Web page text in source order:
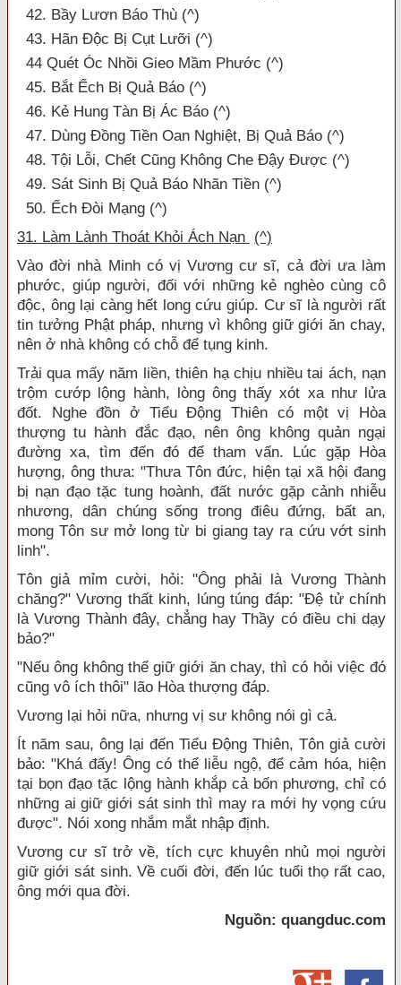
42. Bầy Lươn Báo Thù (^)
43. Hãn Độc Bị Cụt Lưỡi (^)
44 Quét Óc Nhồi Gieo Mầm Phước (^)
45. Bắt Ếch Bị Quả Báo (^)
46. Kẻ Hung Tàn Bị Ác Báo (^)
47. Dùng Đồng Tiền Oan Nghiệt, Bị Quả Báo (^)
48. Tội Lỗi, Chết Cũng Không Che Đậy Được (^)
49. Sát Sinh Bị Quả Báo Nhãn Tiền (^)
50. Ếch Đòi Mạng (^)
31. Làm Lành Thoát Khỏi Ách Nạn (^)
Vào đời nhà Minh có vị Vương cư sĩ, cả đời ưa làm
phước, giúp người, đối với những kẻ nghèo cùng cô
độc, ông lại càng hết long cứu giúp. Cư sĩ là người rất
tin tưởng Phật pháp, nhưng vì không giữ giới ăn chay,
nên ở nhà không có chỗ để tụng kinh.
Trải qua mấy năm liền, thiên hạ chịu nhiều tai ách, nạn
trộm cướp lộng hành, lòng ông thấy xót xa như lửa
đốt. Nghe đồn ở Tiểu Động Thiên có một vị Hòa
thượng tu hành đắc đạo, nên ông không quản ngại
đường xa, tìm đến đó để tham vấn. Lúc gặp Hòa
hượng, ông thưa: "Thưa Tôn đức, hiện tại xã hội đang
bị nạn đạo tặc tung hoành, đất nước gặp cảnh nhiễu
nhương, dân chúng sống trong điêu đứng, bất an,
mong Tôn sư mở long từ bi giang tay ra cứu vớt sinh
linh".
Tôn giả mỉm cười, hỏi: "Ông phải là Vương Thành
chăng?" Vương thất kinh, lúng túng đáp: "Đệ tử chính
là Vương Thành đây, chẳng hay Thầy có điều chi dạy
bảo?"
"Nếu ông không thể giữ giới ăn chay, thì có hỏi việc đó
cũng vô ích thôi" lão Hòa thượng đáp.
Vương lại hỏi nữa, nhưng vị sư không nói gì cả.
Ít năm sau, ông lại đến Tiểu Động Thiên, Tôn giả cười
bảo: "Khá đấy! Ông có thể liễu ngộ, để cảm hóa, hiện
tại bọn đạo tặc lộng hành khắp cả bốn phương, chỉ có
những ai giữ giới sát sinh thì may ra mới hy vọng cứu
được". Nói xong nhắm mắt nhập định.
Vương cư sĩ trở về, tích cực khuyên nhủ mọi người
giữ giới sát sinh. Về cuối đời, đến lúc tuổi thọ rất cao,
ông mới qua đời.
Nguồn: quangduc.com